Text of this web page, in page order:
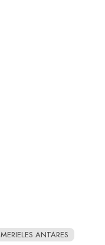
MERIELES ANTARES